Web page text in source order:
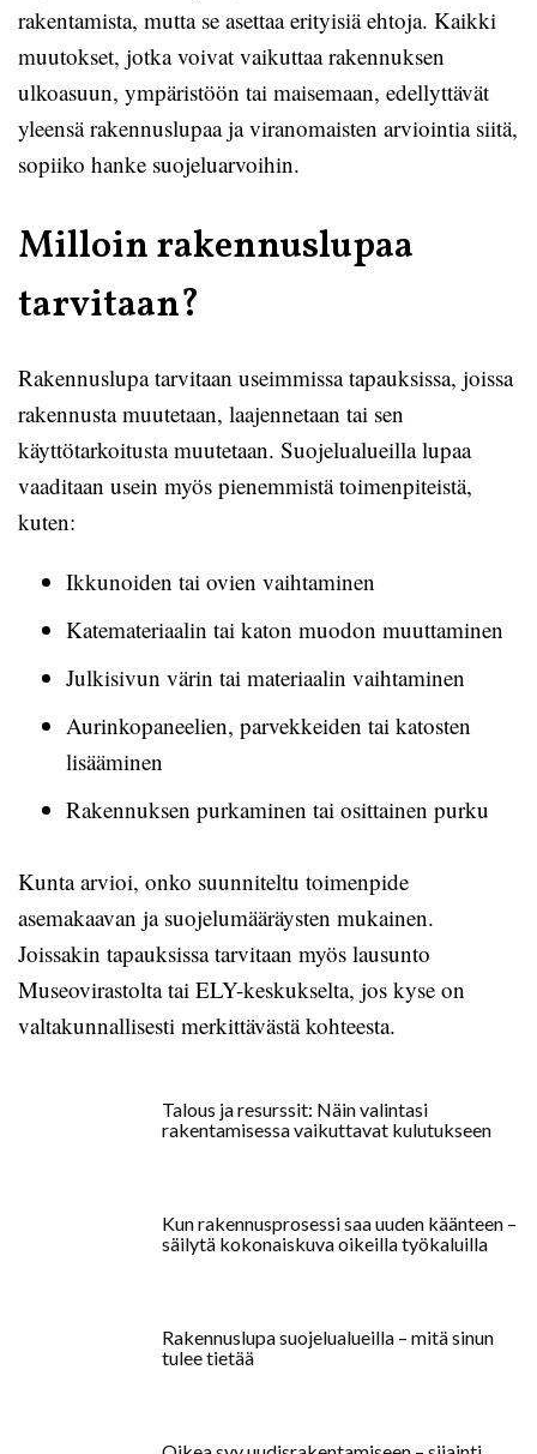
rakentamista, mutta se asettaa erityisiä ehtoja. Kaikki
muutokset, jotka voivat vaikuttaa rakennuksen
ulkoasuun, ympäristöön tai maisemaan, edellyttävät
yleensä rakennuslupaa ja viranomaisten arviointia siitä,
sopiiko hanke suojeluarvoihin.
Milloin rakennuslupaa
tarvitaan?
Rakennuslupa tarvitaan useimmissa tapauksissa, joissa
rakennusta muutetaan, laajennetaan tai sen
käyttötarkoitusta muutetaan. Suojelualueilla lupaa
vaaditaan usein myös pienemmistä toimenpiteistä,
kuten:
Ikkunoiden tai ovien vaihtaminen
Katemateriaalin tai katon muodon muuttaminen
Julkisivun värin tai materiaalin vaihtaminen
Aurinkopaneelien, parvekkeiden tai katosten
lisääminen
Rakennuksen purkaminen tai osittainen purku
Kunta arvioi, onko suunniteltu toimenpide
asemakaavan ja suojelumääräysten mukainen.
Joissakin tapauksissa tarvitaan myös lausunto
Museovirastolta tai ELY-keskukselta, jos kyse on
valtakunnallisesti merkittävästä kohteesta.
Talous ja resurssit: Näin valintasi
rakentamisessa vaikuttavat kulutukseen
Kun rakennusprosessi saa uuden käänteen –
säilytä kokonaiskuva oikeilla työkaluilla
Rakennuslupa suojelualueilla – mitä sinun
tulee tietää